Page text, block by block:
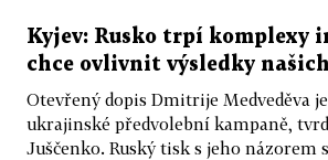
Kyjev: Rusko trpí komplexy
chce ovlivnit výsledky
Otevřený dopis Dmitrije Medveděva
ukrajinské předvolební kampaně,
Juščenko. Ruský tisk s jeho názorem